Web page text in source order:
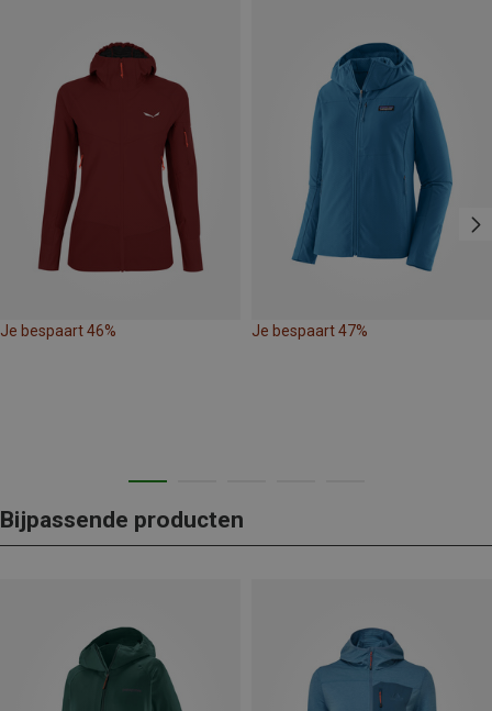
Je bespaart 46% Je bespaart 47%
Bijpassende producten